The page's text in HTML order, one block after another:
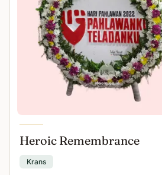
Heroic Remembrance
Krans